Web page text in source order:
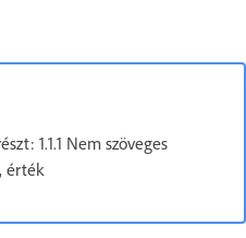
1.1.1 Nem szöveges
érték